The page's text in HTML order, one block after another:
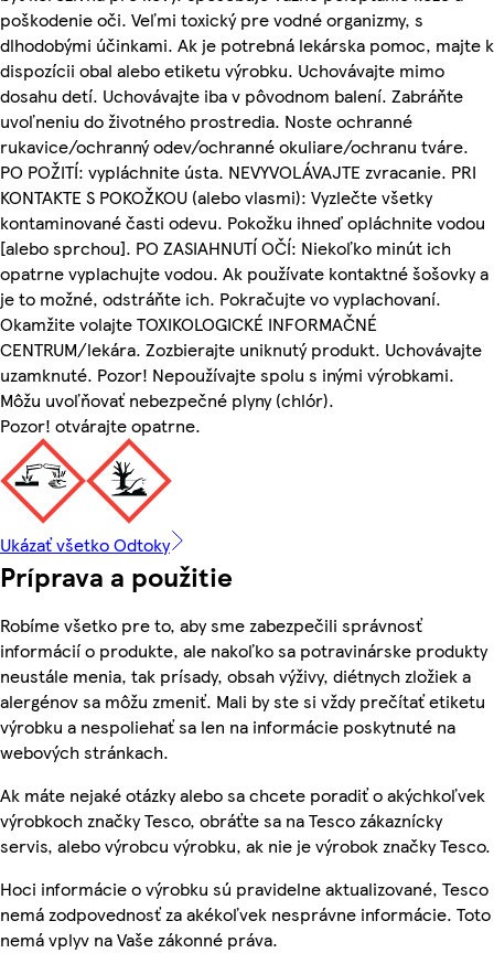
poškodenie oči. Veľmi toxický pre vodné organizmy, s
dlhodobými účinkami. Ak je potrebná lekárska pomoc, majte k
dispozícii obal alebo etiketu výrobku. Uchovávajte mimo
dosahu detí. Uchovávajte iba v pôvodnom balení. Zabráňte
uvoľneniu do životného prostredia. Noste ochranné
rukavice/ochranný odev/ochranné okuliare/ochranu tváre.
PO POŽITÍ: vypláchnite ústa. NEVYVOLÁVAJTE zvracanie. PRI
KONTAKTE S POKOŽKOU (alebo vlasmi): Vyzlečte všetky
kontaminované časti odevu. Pokožku ihneď opláchnite vodou
[alebo sprchou]. PO ZASIAHNUTÍ OČÍ: Niekoľko minút ich
opatrne vyplachujte vodou. Ak používate kontaktné šošovky a
je to možné, odstráňte ich. Pokračujte vo vyplachovaní.
Okamžite volajte TOXIKOLOGICKÉ INFORMAČNÉ
CENTRUM/lekára. Zozbierajte uniknutý produkt. Uchovávajte
uzamknuté. Pozor! Nepoužívajte spolu s inými výrobkami.
Môžu uvoľňovať nebezpečné plyny (chlór).
Pozor! otvárajte opatrne.
Ukázať všetko Odtoky
Príprava a použitie
Robíme všetko pre to, aby sme zabezpečili správnosť
informácií o produkte, ale nakoľko sa potravinárske produkty
neustále menia, tak prísady, obsah výživy, diétnych zložiek a
alergénov sa môžu zmeniť. Mali by ste si vždy prečítať etiketu
výrobku a nespoliehať sa len na informácie poskytnuté na
webových stránkach.
Ak máte nejaké otázky alebo sa chcete poradiť o akýchkoľvek
výrobkoch značky Tesco, obráťte sa na Tesco zákaznícky
servis, alebo výrobcu výrobku, ak nie je výrobok značky Tesco.
Hoci informácie o výrobku sú pravidelne aktualizované, Tesco
nemá zodpovednosť za akékoľvek nesprávne informácie. Toto
nemá vplyv na Vaše zákonné práva.